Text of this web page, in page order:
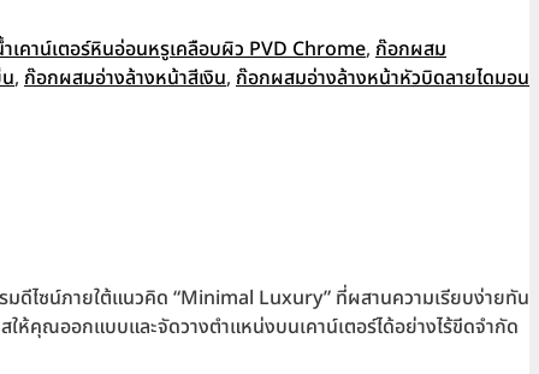
เคาน์เตอร์หินอ่อนหรูเคลือบผิว PVD Chrome, ก๊อกผสม
, ก๊อกผสมอ่างล้างหน้าสีเงิน, ก๊อกผสมอ่างล้างหน้าหัวบิดลายไดมอน
ดีไซน์ภายใต้แนวคิด “Minimal Luxury” ที่ผสานความเรียบง่ายทัน
ห้คุณออกแบบและจัดวางตำแหน่งบนเคาน์เตอร์ได้อย่างไร้ขีดจำกัด